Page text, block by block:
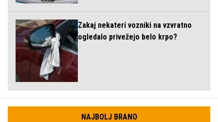
Zakaj nekateri vozniki na vzvratno
ogledalo privežejo belo krpo?
NAJBOLJ BRANO